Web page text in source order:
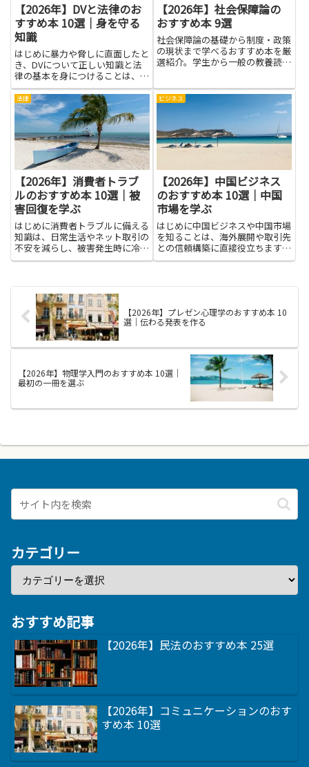
【2026年】DVと法律のお
すすめ本 10選｜身を守る
知識
はじめに暴力や脅しに直面したと
き、DVについて正しい知識と法
律の基本を身につけることは、自
分や家族の安全を守るうえで大き
な助けになります。本記事で紹介
する本を通じて、暴力のサインを
見分ける力や、加害行為に対する
法的な権利、相談窓口や手続き
の...
【2026年】社会保障論の
おすすめ本 9選
社会保障論の基礎から制度・政策
の現状まで学べるおすすめ本を厳
選紹介。学生から一般の教養読者
法律
【2026年】消費者トラブ
ルのおすすめ本 10選｜被
害回復を学ぶ
はじめに消費者トラブルに備える
知識は、日常生活やネット取引の
不安を減らし、被害発生時に冷静
に行動する力を育てます。本を通
交渉の基本を学べば、被害の拡大
を防ぎやすくなります。知識が
あ...
ビジネス
【2026年】中国ビジネス
のおすすめ本 10選｜中国
市場を学ぶ
はじめに中国ビジネスや中国市場
を知ることは、海外展開や取引先
との信頼構築に直接役立ちます。
本書で紹介する本を読むと、消費
【2026年】プレゼン心理学のおすすめ本 10
選｜伝わる発表を作る
【2026年】物理学入門のおすすめ本 10選｜
最初の一冊を選ぶ
カテゴリー
おすすめ記事
【2026年】民法のおすすめ本 25選
【2026年】コミュニケーションのおす
すめ本 10選